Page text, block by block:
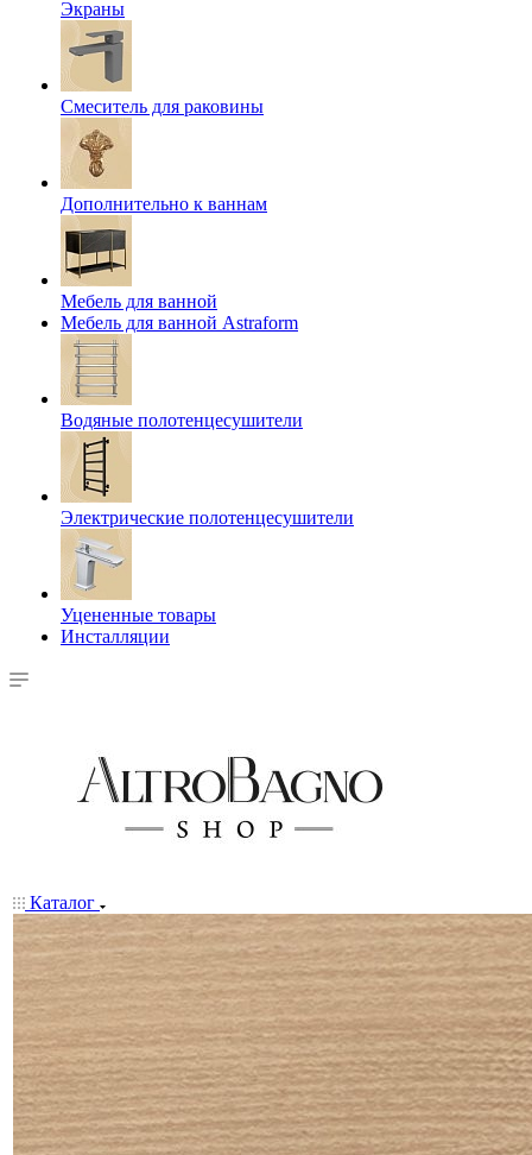
Экраны
Смеситель для раковины
Дополнительно к ваннам
Мебель для ванной
Мебель для ванной Astraform
Водяные полотенцесушители
Электрические полотенцесушители
Уцененные товары
Инсталляции
Каталог